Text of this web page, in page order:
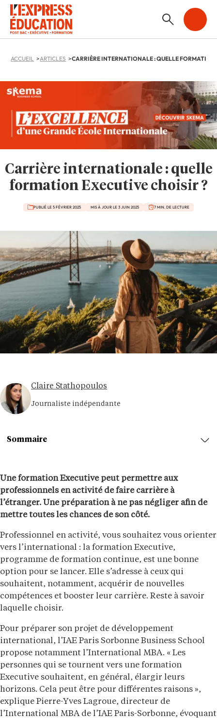
ACCUEIL ARTICLES
Carrière internationale : quelle
formation Executive choisir ?
PUBLIÉ LE 5 FÉVRIER 2025 MIS À JOUR LE 3 JUIN 2025 7 MIN. DE LECTURE
Claire Stathopoulos
Journaliste indépendante
Une formation Executive peut permettre aux
professionnels en activité de faire carrière à
l’étranger. Une préparation à ne pas négliger afin de
mettre toutes les chances de son côté.
Professionnel en activité, vous souhaitez vous orienter
vers l’international : la formation Executive,
programme de formation continue, est une bonne
option pour se lancer. Elle s’adresse à ceux qui
souhaitent, notamment, acquérir de nouvelles
compétences et booster leur carrière. Reste à savoir
laquelle choisir.
Pour préparer son projet de développement
international, l’IAE Paris Sorbonne Business School
propose notamment l’International MBA. « Les
personnes qui se tournent vers une formation
Executive souhaitent, en général, élargir leurs
horizons. Cela peut être pour différentes raisons »,
explique Pierre-Yves Lagroue, directeur de
l’International MBA de l’IAE Paris-Sorbonne, évoquant
Sommaire